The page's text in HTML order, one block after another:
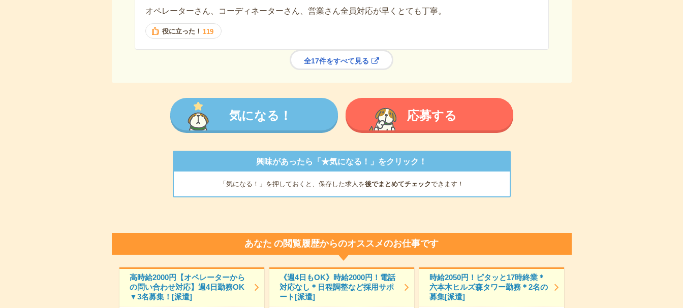
オペレーターさん、コーディネーターさん、営業さん全員対応が早くとても丁寧。
役に立った！ 119
全17件をすべて見る
気になる！ 応募する
興味があったら「★気になる！」をクリック！
「気になる！」を押しておくと、保存した求人を後でまとめてチェックできます！
あなた の閲覧履歴からのオススメのお仕事です
高時給2000円【オペレーターから
の問い合わせ対応】週4日勤務OK
▼3名募集！[派遣]
《週4日もOK》時給2000円！電話
対応なし＊日程調整など採用サポ
ート[派遣]
時給2050円！ピタッと17時終業＊
六本木ヒルズ森タワー勤務＊2名の
募集[派遣]